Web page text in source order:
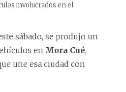
involucrados en el
sábado, se produjo un
en Mora Cué,
une esa ciudad con